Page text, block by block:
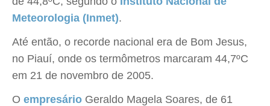
Meteorologia (Inmet).
Até então, o recorde nacional era de Bom Jesus,
no Piauí, onde os termômetros marcaram 44,7ºC
em 21 de novembro de 2005.
O empresário Geraldo Magela Soares, de 61